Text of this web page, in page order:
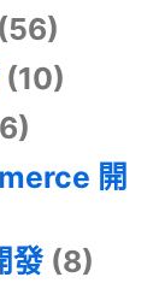
(10)
開
發(8)